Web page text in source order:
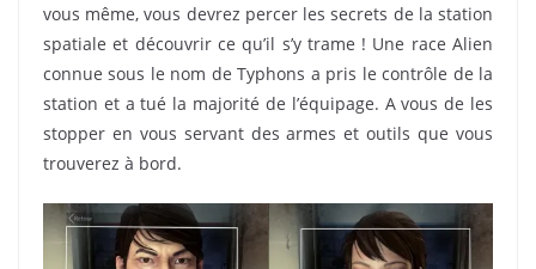
vous même, vous devrez percer les secrets de la station
spatiale et découvrir ce qu’il s’y trame ! Une race Alien
connue sous le nom de Typhons a pris le contrôle de la
station et a tué la majorité de l’équipage. A vous de les
stopper en vous servant des armes et outils que vous
trouverez à bord.